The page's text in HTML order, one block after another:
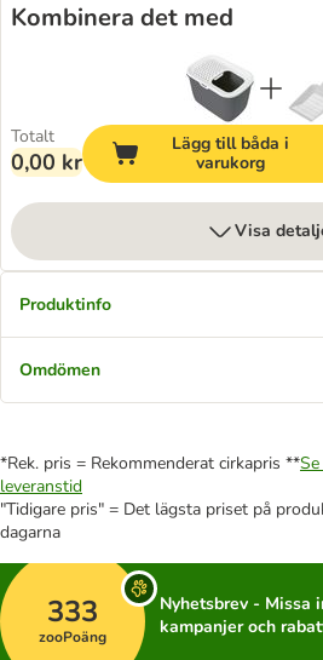
Kombinera det med
Totalt
0,00 kr
Lägg till båda i
varukorg
Visa
Produktinfo
Omdömen
*Rek. pris = Rekommenderat cirkapris **
leveranstid
"Tidigare pris" = Det lägsta priset på
dagarna
333
zooPoäng
Nyhetsbrev - Missa
kampanjer och